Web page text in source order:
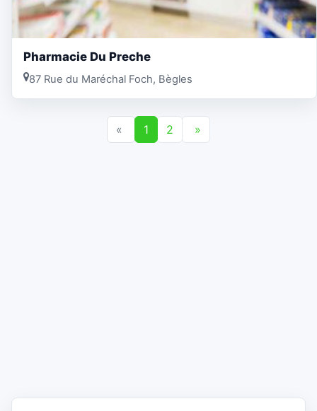
Pharmacie Du Preche
87 Rue du Maréchal Foch, Bègles
« 1 2 »